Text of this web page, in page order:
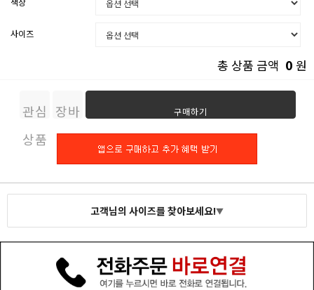
사이즈
총 상품 금액 0 원
관심
상품
장바
구니
구매하기
고객님의 사이즈를 찾아보세요!▼